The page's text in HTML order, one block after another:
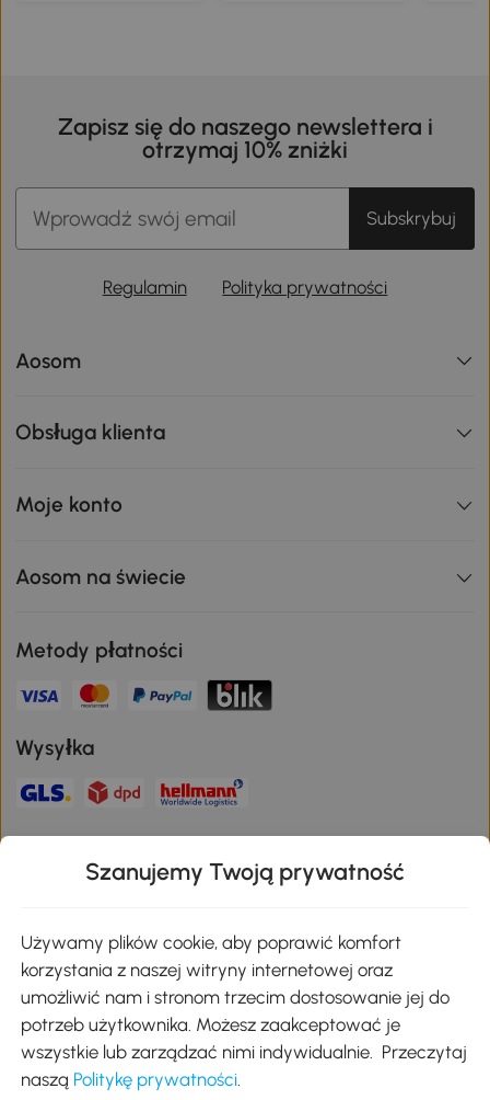
Zapisz się do naszego newslettera i
otrzymaj 10% zniżki
Subskrybuj
Regulamin Polityka prywatności
Aosom
Obsługa klienta
Moje konto
Aosom na świecie
Metody płatności
Wysyłka
Pobierz aplikację Aosom
Google Play
Szanujemy Twoją prywatność
Używamy plików cookie, aby poprawić komfort
korzystania z naszej witryny internetowej oraz
umożliwić nam i stronom trzecim dostosowanie jej do
potrzeb użytkownika. Możesz zaakceptować je
wszystkie lub zarządzać nimi indywidualnie. Przeczytaj
naszą Politykę prywatności.